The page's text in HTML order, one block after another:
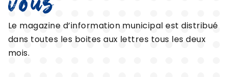
Le magazine d’information municipal est distribué
dans toutes les boites aux lettres tous les deux
mois.